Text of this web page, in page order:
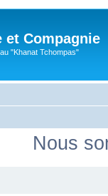
et Compagnie
"Khanat Tchompas"
Nous